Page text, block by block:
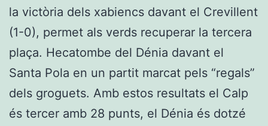
la victòria dels xabiencs davant el Crevillent
(1-0), permet als verds recuperar la tercera
plaça. Hecatombe del Dénia davant el
Santa Pola en un partit marcat pels “regals”
dels groguets. Amb estos resultats el Calp
és tercer amb 28 punts, el Dénia és dotzé